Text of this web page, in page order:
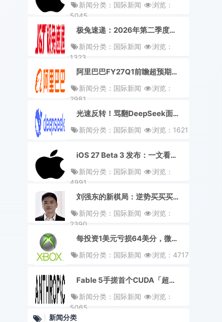
新闻分类：国际新闻
浏览：
5045
极兔速递：2026年第二季度包裹量91.77亿件，同比增长24.2%
新闻分类：国际新闻
浏览：
1323
阿里巴巴FY27Q1前瞻超预期，云业务收入加速增长45%，港股互联网板块低位迎来估值修复
新闻分类：国际新闻
浏览：
2981
光速反转！骂翻DeepSeek面试的天才少年，被曝欺诈投资拿钱跑路
新闻分类：国际新闻
浏览：1621
iOS 27 Beta 3 发布：一文看懂新版又有哪些变化
新闻分类：国际新闻
浏览：
4991
刘强东的新棋局：逆势买买买，2年砸超百亿港元重仓香港
新闻分类：国际新闻
浏览：
2390
每投资1美元亏损64美分，微软Xbox迎来史上规模最大重组
新闻分类：国际新闻
浏览：4717
Fable 5手搓首个CUDA「超级内核」！2.5小时狂飙18.7倍
新闻分类：国际新闻
浏览：
5065
新闻分类